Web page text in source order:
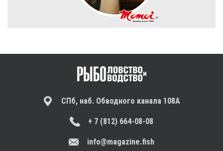
СПб, наб. Обводного канала 108А
+ 7 (812) 664-08-08
info@magazine.fish